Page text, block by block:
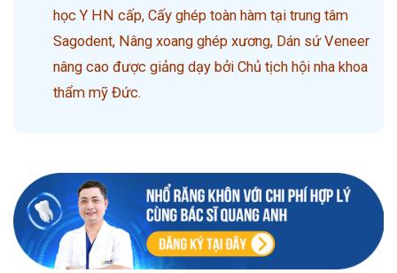
học Y HN cấp, Cấy ghép toàn hàm tại trung tâm
Sagodent, Nâng xoang ghép xương, Dán sứ Veneer
nâng cao được giảng dạy bởi Chủ tịch hội nha khoa
thẩm mỹ Đức.